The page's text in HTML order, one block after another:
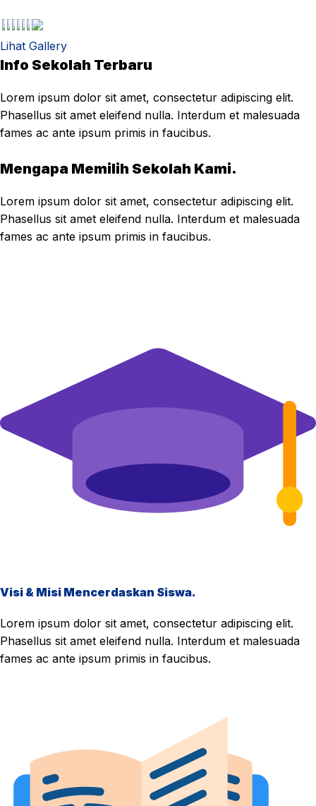
Lihat Gallery
Info Sekolah Terbaru
Lorem ipsum dolor sit amet, consectetur adipiscing elit.
Phasellus sit amet eleifend nulla. Interdum et malesuada
fames ac ante ipsum primis in faucibus.
Mengapa Memilih Sekolah Kami.
Lorem ipsum dolor sit amet, consectetur adipiscing elit.
Phasellus sit amet eleifend nulla. Interdum et malesuada
fames ac ante ipsum primis in faucibus.
Visi & Misi Mencerdaskan Siswa.
Lorem ipsum dolor sit amet, consectetur adipiscing elit.
Phasellus sit amet eleifend nulla. Interdum et malesuada
fames ac ante ipsum primis in faucibus.